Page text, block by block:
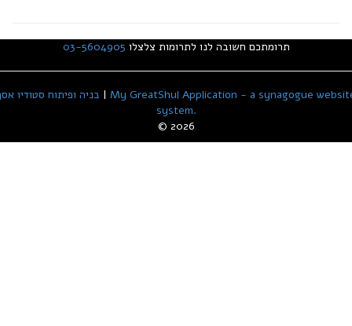
תרומתכם חשובה לנו לתרומות צלצלו 03-5604905
| My GreatShul Application - a synagogue
system.
© 2026